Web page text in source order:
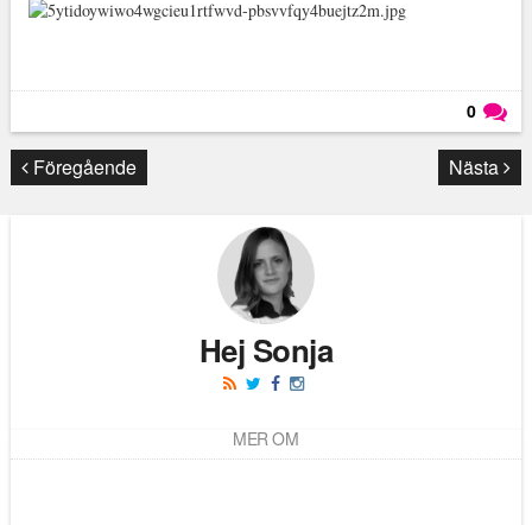
0
Läs kommentarer (0)
Föregående Nästa
Hej Sonja
MER OM